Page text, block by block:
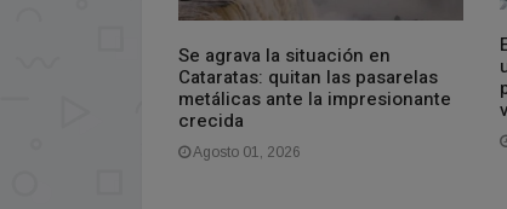
Se agrava la situación en
Cataratas: quitan las pasarelas
metálicas ante la impresionante
crecida
Agosto 01, 2026